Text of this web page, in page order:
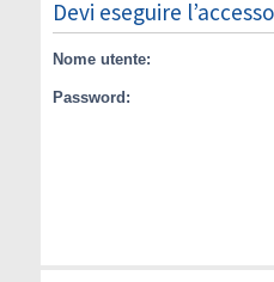
Devi eseguire
Nome utente:
Password: